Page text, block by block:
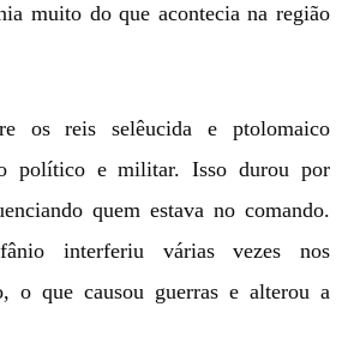
muito do que acontecia na região
os reis selêucida e ptolomaico
político e militar. Isso durou por
quem estava no comando.
interferiu várias vezes nos
o que causou guerras e alterou a